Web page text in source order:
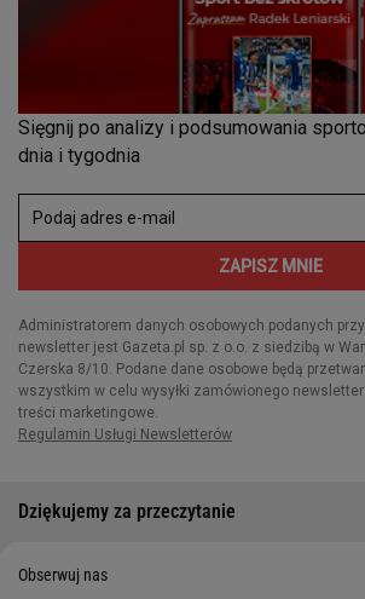
Dziękujemy za przeczytanie
Obserwuj nas